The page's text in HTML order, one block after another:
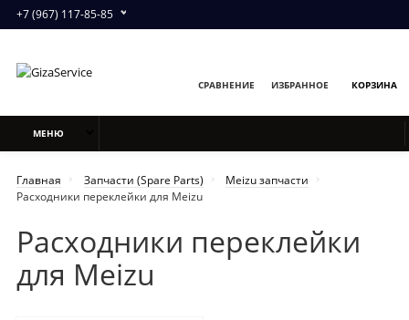
+7 (967) 117-85-85
СРАВНЕНИЕ ИЗБРАННОЕ КОРЗИНА
МЕНЮ
Главная Запчасти (Spare Parts)
Meizu запчасти
Расходники переклейки для Meizu
Расходники переклейки
для Meizu